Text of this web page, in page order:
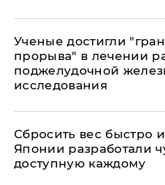
Ученые достигли
прорыва" в лечении
поджелудочной
исследования
Сбросить вес быстро
Японии разработали
доступную каждому